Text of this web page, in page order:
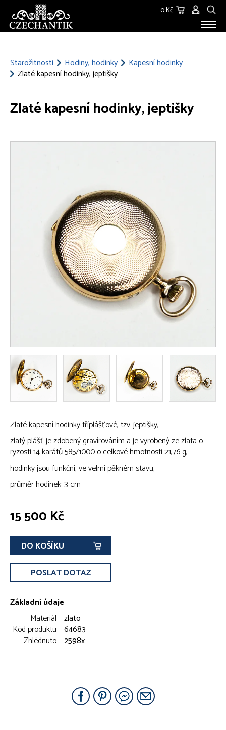
0 Kč
Starožitnosti Hodiny, hodinky
Kapesní hodinky
Zlaté kapesní hodinky, jeptišky
Zlaté kapesní hodinky, jeptišky
Zlaté kapesní hodinky tříplášťové, tzv. jeptišky,
zlatý plášť je zdobený gravírováním a je vyrobený ze zlata o
ryzosti 14 karátů 585/1000 o celkové hmotnosti 21,76 g,
hodinky jsou funkční, ve velmi pěkném stavu,
průměr hodinek: 3 cm
15 500 Kč
DO KOŠÍKU
POSLAT DOTAZ
Základní údaje
Materiál zlato
Kód produktu 64683
Zhlédnuto 2598x